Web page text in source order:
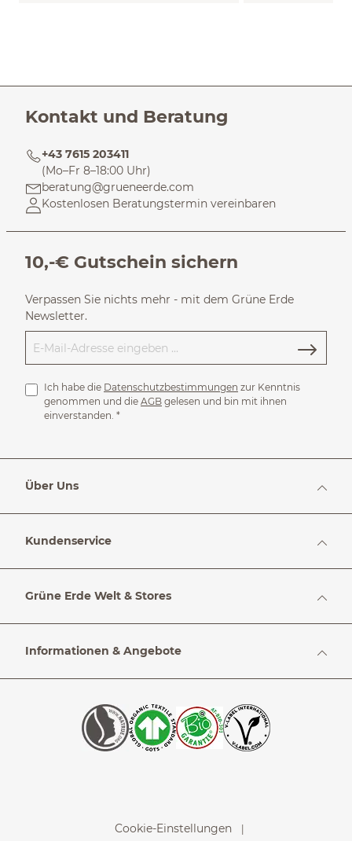
Kontakt und Beratung
+43 7615 203411
(Mo–Fr 8–18:00 Uhr)
beratung@grueneerde.com
Kostenlosen Beratungstermin vereinbaren
10,-€ Gutschein sichern
Verpassen Sie nichts mehr - mit dem Grüne Erde
Newsletter.
Ich habe die Datenschutzbestimmungen zur Kenntnis
genommen und die AGB gelesen und bin mit ihnen
einverstanden. *
Über Uns
Kundenservice
Grüne Erde Welt & Stores
Informationen & Angebote
Cookie-Einstellungen